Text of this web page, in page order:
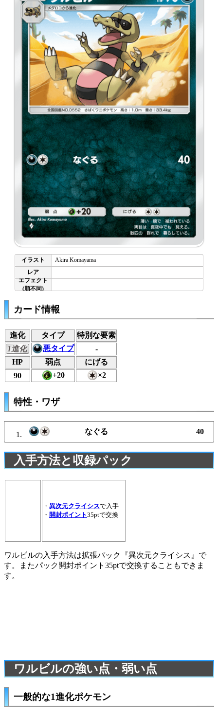
Akira Komayama
カード情報
進化 タイプ
特別な要素
1進化
悪タイプ
-
HP
弱点
にげる
90
+20 ×2
特性・ワザ
なぐる 40
入手方法と収録パック
・ 異次元クライシスで入手
・ 開封ポイント35ptで交換
ワルビルの入手方法は拡張パック『異次元クライシス』で
す。またパック開封ポイント35ptで交換することもできま
す。
ワルビルの強い点・弱い点
一般的な1進化ポケモン